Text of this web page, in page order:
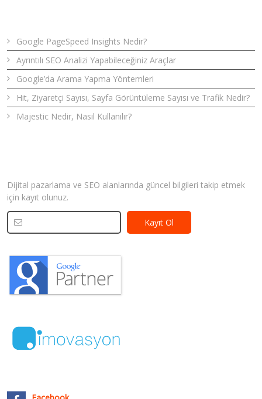
Google PageSpeed Insights Nedir?
Ayrıntılı SEO Analizi Yapabileceğiniz Araçlar
Google’da Arama Yapma Yöntemleri
Hit, Ziyaretçi Sayısı, Sayfa Görüntüleme Sayısı ve Trafik Nedir?
Majestic Nedir, Nasıl Kullanılır?
Dijital pazarlama ve SEO alanlarında güncel bilgileri takip etmek
için kayıt olunuz.